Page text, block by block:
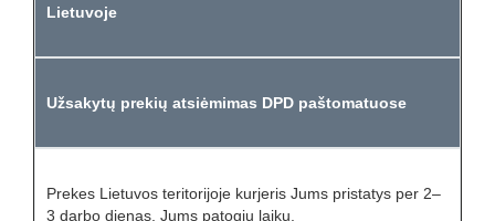
Lietuvoje
Užsakytų prekių atsiėmimas DPD paštomatuose
Prekes Lietuvos teritorijoje kurjeris Jums pristatys per 2–
3 darbo dienas, Jums patogiu laiku.